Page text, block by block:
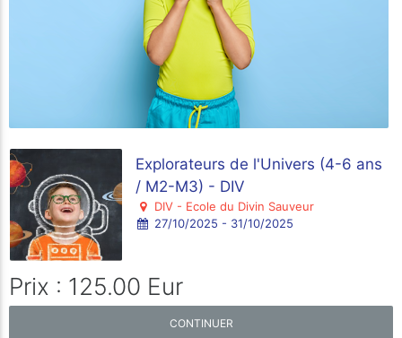
Explorateurs de l'Univers (4-6 ans
/ M2-M3) - DIV
DIV - Ecole du Divin Sauveur
27/10/2025 - 31/10/2025
Prix : 125.00 Eur
CONTINUER